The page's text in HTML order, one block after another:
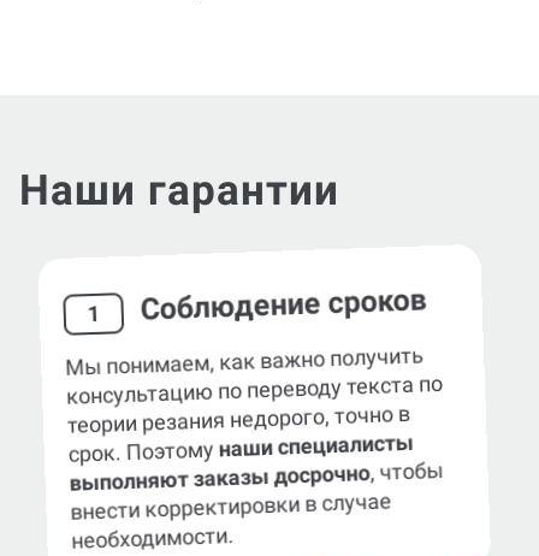
Наши гарантии
1 Соблюдение сроков
Мы понимаем, как важно получить
консультацию по переводу текста по
теории резания недорого, точно в
срок. Поэтомунаши специалисты
выполняют заказы досрочно, чтобы
внести корректировки в случае
необходимости.